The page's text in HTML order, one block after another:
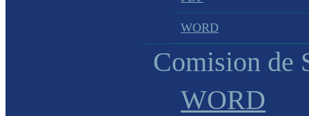
WORD
Comision de
WORD